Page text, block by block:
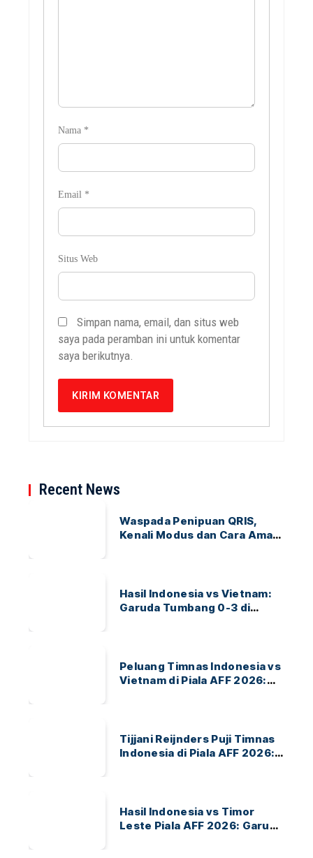
Nama *
Email *
Situs Web
Simpan nama, email, dan situs web
saya pada peramban ini untuk komentar
saya berikutnya.
Recent News
Waspada Penipuan QRIS,
Kenali Modus dan Cara Aman
Hasil Indonesia vs Vietnam:
Garuda Tumbang 0-3 di
Peluang Timnas Indonesia vs
Vietnam di Piala AFF 2026:
Tijjani Reijnders Puji Timnas
Indonesia di Piala AFF 2026:
Hasil Indonesia vs Timor
Leste Piala AFF 2026: Garuda